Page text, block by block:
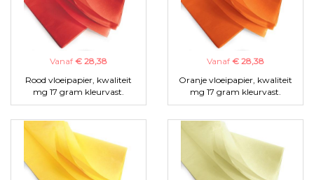
Vanaf € 28,38
Rood vloeipapier, kwaliteit
mg 17 gram kleurvast.
Vanaf € 28,38
Oranje vloeipapier, kwaliteit
mg 17 gram kleurvast.